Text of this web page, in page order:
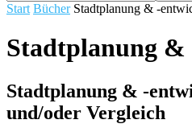
Start Bücher Stadtplanung & -
Stadtplanung
Stadtplanung & -
und/oder Vergleich